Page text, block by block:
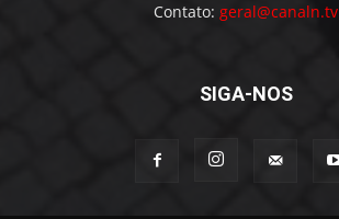
Contato: geral@canaln.tv
SIGA-NOS